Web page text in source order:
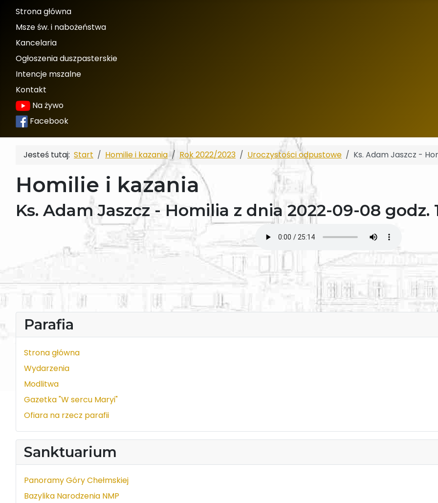
Strona główna
Msze św. i nabożeństwa
Kancelaria
Ogłoszenia duszpasterskie
Intencje mszalne
Kontakt
Na żywo
Facebook
Parafia
Strona główna
Wydarzenia
Modlitwa
Gazetka "W sercu Maryi"
Ofiara na rzecz parafii
Sanktuarium
Panoramy Góry Chełmskiej
Bazylika Narodzenia NMP
Jesteś tutaj: Start Homilie i kazania Rok 2022/2023 Uroczystości odpustowe Ks. Adam Jaszcz -
Homilie i kazania
Ks. Adam Jaszcz - Homilia z dnia 2022-09-08 godz.